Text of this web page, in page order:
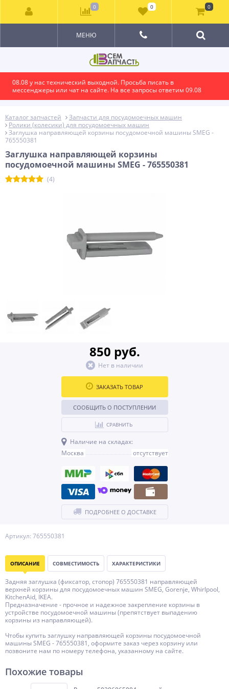
08.08 у нас технический выходной. Просьба писать в
мессенджеры или чат на сайте. На все запросы ответим 09.08
МЕНЮ
Каталог запчастей
Запчасти для посудомоечных машин
Ролики (колесики) для посудомоечных машин
Заглушка направляющей корзины посудомоечной машины SMEG -
765550381
Заглушка направляющей корзины
посудомоечной машины SMEG - 765550381
(4)
Артикул: 765550381
850 руб.
Нет в наличии
ЗАКАЗАТЬ ТОВАР
СООБЩИТЬ О ПОСТУПЛЕНИИ
СРАВНИТЬ
Наличие на складах:
Москва
отсутствует
ПОДРОБНЕЕ О ДОСТАВКЕ
ОПИСАНИЕ СОВМЕСТИМОСТЬ ХАРАКТЕРИСТИКИ
Задняя заглушка (фиксатор, стопор) 765550381 направляющей
верхней корзины для посудомоечных машин SMEG, Gorenje, Whirlpool,
KitchenAid, IKEA.
Предназначение - прочное и надежное закрепление корзины в
устройстве посудомоечной машины (препятствует выпадению
корзины из направляющей).
Чтобы купить заглушку направляющей корзины посудомоечной
машины SMEG - 765550381, оформите заказ через корзину или
позвоните нам по номеру телефона, указанному на сайте.
Похожие товары
0 0 0